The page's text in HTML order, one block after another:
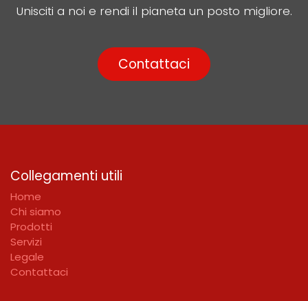
Unisciti a noi e rendi il pianeta un posto migliore.
Contattaci
Collegamenti utili
Home
Chi siamo
Prodotti
Servizi
Legale
Contattaci